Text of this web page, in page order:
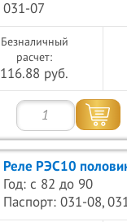
031-07
Безналичный
расчет:
116.88 руб.
Реле РЭС10
Год: с 82 до 90
Паспорт: 031-08,